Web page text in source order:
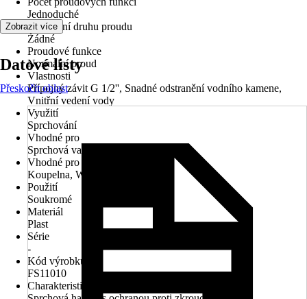
Jednoduché
Nastavení druhu proudu
Žádné
Proudové funkce
Normální proud
Vlastnosti
Přípojný závit G 1/2'', Snadné odstranění vodního kamene,
Vnitřní vedení vody
Využití
Sprchování
Vhodné pro
Sprchová vanička, Vana
Vhodné pro prostory
Koupelna, WC pro hosty
Použití
Soukromé
Materiál
Plast
Série
-
Kód výrobku
FS11010
Charakteristické znaky
Zobrazit více
Datové listy
Přeskočit oblast